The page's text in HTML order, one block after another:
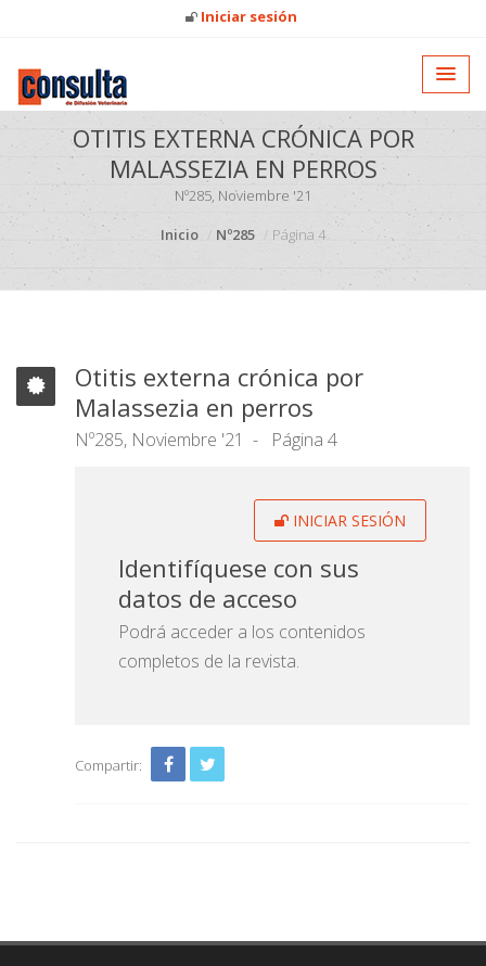
Iniciar sesión
OTITIS EXTERNA CRÓNICA POR
MALASSEZIA EN PERROS
Nº285, Noviembre '21
Inicio
Nº285 Página 4
Otitis externa crónica por
Malassezia en perros
Nº285, Noviembre '21 Página 4
INICIAR SESIÓN
Identifíquese con sus
datos de acceso
Podrá acceder a los contenidos
completos de la revista.
Compartir: